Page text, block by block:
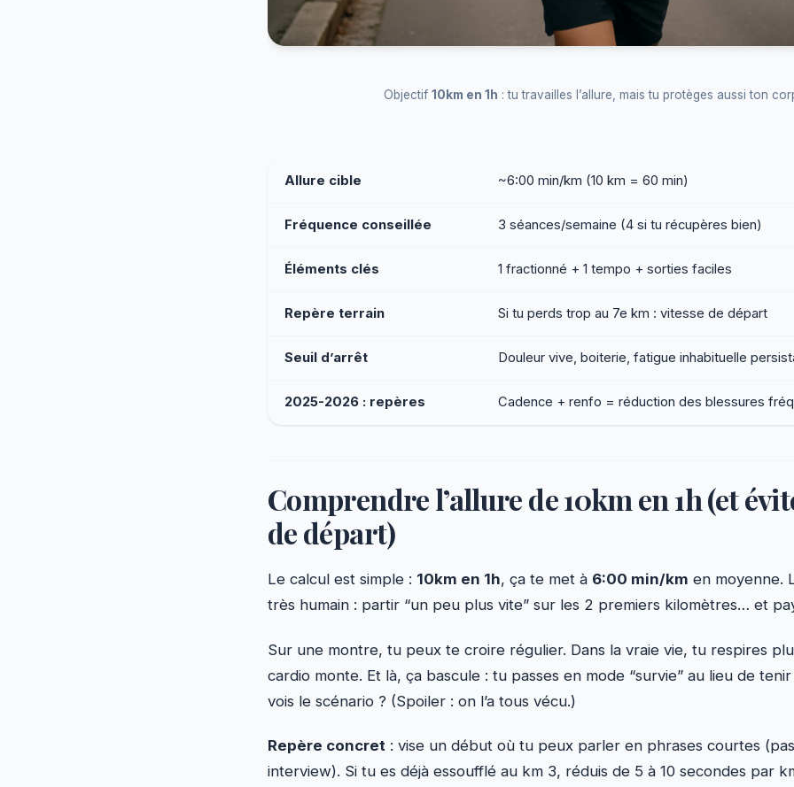
Objectif 10km en 1h : tu travailles l’allure, mais tu protèges aussi ton
Allure cible ~6:00 min/km (10 km = 60 min)
Fréquence conseillée 3 séances/semaine (4 si tu récupères bien)
Éléments clés 1 fractionné + 1 tempo + sorties faciles
Repère terrain Si tu perds trop au 7e km : vitesse de départ
Seuil d’arrêt Douleur vive, boiterie, fatigue inhabituelle
2025-2026 : repères Cadence + renfo = réduction des blessures
Comprendre l’allure de 10km en 1h (et
de départ)
Le calcul est simple : 10km en 1h, ça te met à 6:00 min/km en moyenne.
très humain : partir “un peu plus vite” sur les 2 premiers kilomètres… et
Sur une montre, tu peux te croire régulier. Dans la vraie vie, tu respires
cardio monte. Et là, ça bascule : tu passes en mode “survie” au lieu de
vois le scénario ? (Spoiler : on l’a tous vécu.)
Repère concret : vise un début où tu peux parler en phrases courtes
interview). Si tu es déjà essoufflé au km 3, réduis de 5 à 10 secondes par